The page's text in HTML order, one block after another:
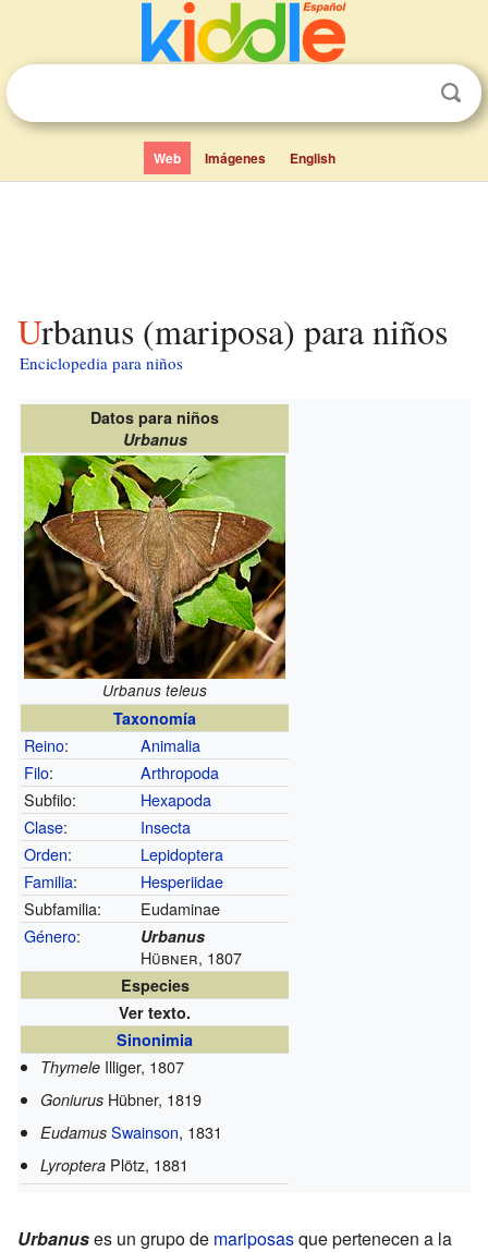
Web Imágenes English
Urbanus (mariposa) para niños
Enciclopedia para niños
Datos para niños
Urbanus
Urbanus teleus
Taxonomía
Reino:
Animalia
Filo:
Arthropoda
Subfilo:
Hexapoda
Clase:
Insecta
Orden:
Lepidoptera
Familia:
Hesperiidae
Subfamilia:
Eudaminae
Género: Urbanus
Hübner, 1807
Especies
Ver texto.
Sinonimia
ThymeleIlliger, 1807
GoniurusHübner, 1819
Eudamus Swainson, 1831
LyropteraPlötz, 1881
Urbanuses un grupo de mariposasque pertenecen a la